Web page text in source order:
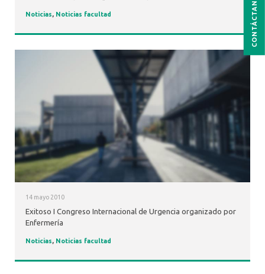
Noticias, Noticias facultad
14 mayo 2010
Exitoso I Congreso Internacional de Urgencia organizado por
Enfermería
Noticias, Noticias facultad
CONTÁCTANOS